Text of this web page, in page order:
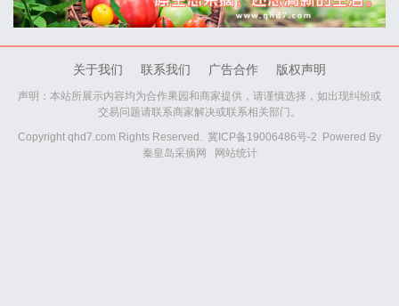
关于我们 联系我们 广告合作 版权声明
声明：本站所展示内容均为合作果园和商家提供，请谨慎选择，如出现纠纷或
交易问题请联系商家解决或联系相关部门。
Copyright qhd7.com Rights Reserved. 冀ICP备19006486号-2 Powered By
秦皇岛采摘网
网站统计